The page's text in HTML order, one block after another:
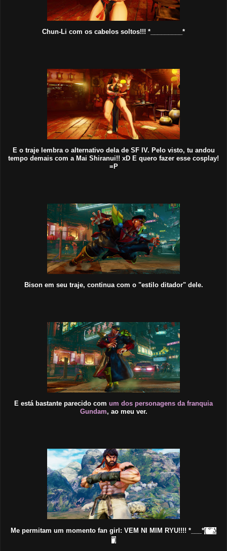
Chun-Li com os cabelos soltos!!! *_________*
E o traje lembra o alternativo dela de SF IV. Pelo visto, tu andou
tempo demais com a Mai Shiranui!! xD E quero fazer esse cosplay!
=P
Bison em seu traje, continua com o "estilo ditador" dele.
E está bastante parecido com um dos personagens da franquia
Gundam, ao meu ver.
Me permitam um momento fan girl: VEM NI MIM RYU!!!! *___*( ͡° ͜ʖ
͡°)